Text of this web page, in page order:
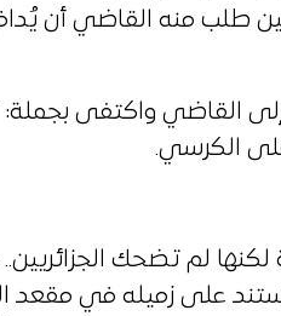
طلب منه القاضي أن
القاضي واكتفى بجملة:
الكرسي.
لم تضحك الجزائريين..
على زميله في مقعد